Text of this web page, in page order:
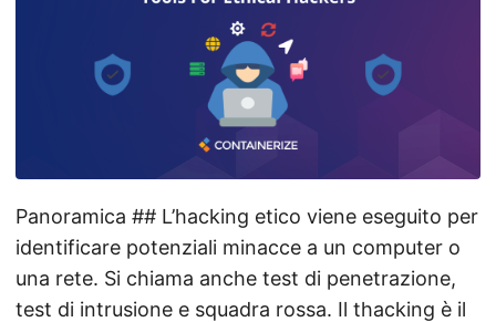
Panoramica ## L’hacking etico viene eseguito per
identificare potenziali minacce a un computer o
una rete. Si chiama anche test di penetrazione,
test di intrusione e squadra rossa. Il thacking è il